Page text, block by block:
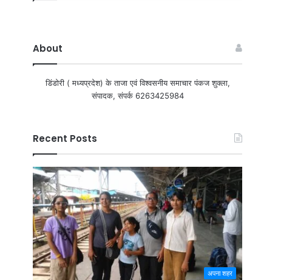
About
डिंडोरी ( मध्यप्रदेश) के ताजा एवं विश्वसनीय समाचार पंकज शुक्ला,
संपादक, संपर्क 6263425984
Recent Posts
अपना शहर